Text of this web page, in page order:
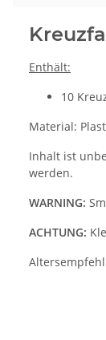
Enthält:
10
Material:
Inhalt ist
werden.
WARNING:
ACHTUNG: